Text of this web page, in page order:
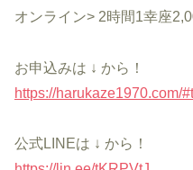
オンライン> 2時間1幸座
お申込みは ↓ から！
https://harukaze1970.com/
公式LINEは ↓ から！